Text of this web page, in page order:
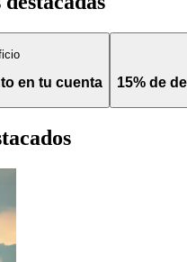
en tu cuenta 15% de